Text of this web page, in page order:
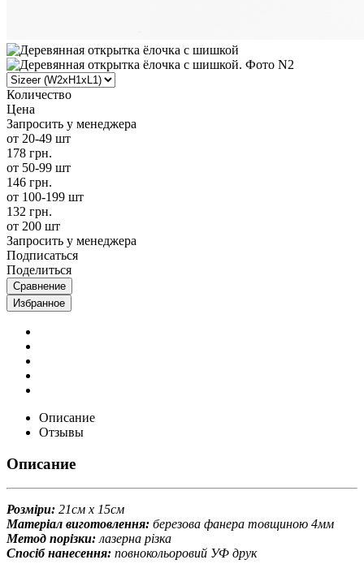
Количество
Цена
Запросить у менеджера
от 20-49 шт
178 грн.
от 50-99 шт
146 грн.
от 100-199 шт
132 грн.
от 200 шт
Запросить у менеджера
Подписаться
Поделиться
Сравнение
Избранное
Описание
Отзывы
Описание
Розміри: 21см х 15см
Матеріал виготовлення: березова фанера товщиною 4мм
Метод порізки: лазерна різка
Спосіб нанесення: повнокольоровий УФ друк